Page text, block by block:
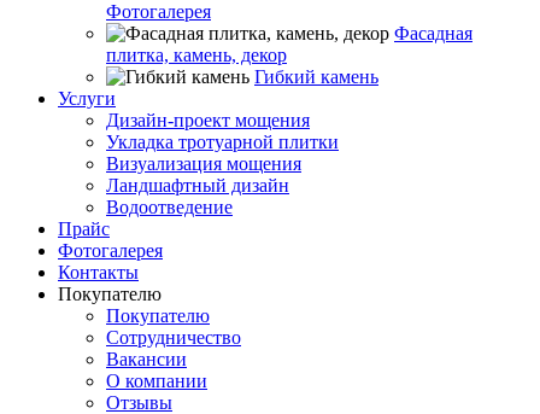
Фотогалерея
Фасадная
плитка, камень, декор
Гибкий камень
Услуги
Дизайн-проект мощения
Укладка тротуарной плитки
Визуализация мощения
Ландшафтный дизайн
Водоотведение
Прайс
Фотогалерея
Контакты
Покупателю
Покупателю
Сотрудничество
Вакансии
О компании
Отзывы